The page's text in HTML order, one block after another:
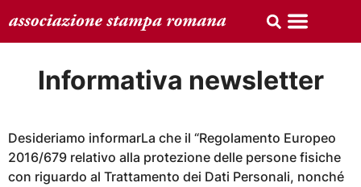
Informativa newsletter
Desideriamo informarLa che il “Regolamento Europeo
2016/679 relativo alla protezione delle persone fisiche
con riguardo al Trattamento dei Dati Personali, nonché